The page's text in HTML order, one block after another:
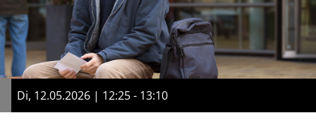
Di, 12.05.2026 | 12:25 - 13:10